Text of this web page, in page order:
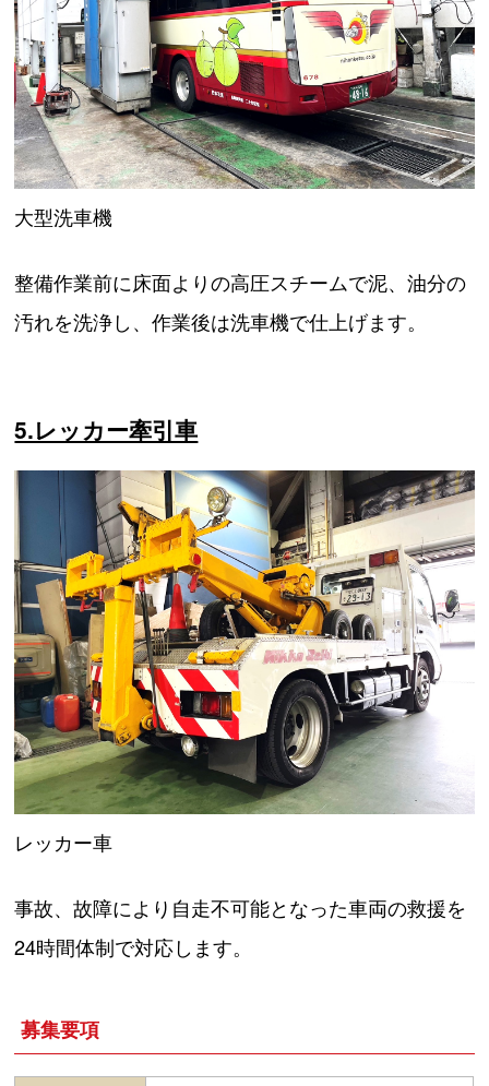
大型洗車機
整備作業前に床面よりの高圧スチームで泥、油分の
汚れを洗浄し、作業後は洗車機で仕上げます。
5.レッカー牽引車
レッカー車
事故、故障により自走不可能となった車両の救援を
24時間体制で対応します。
募集要項